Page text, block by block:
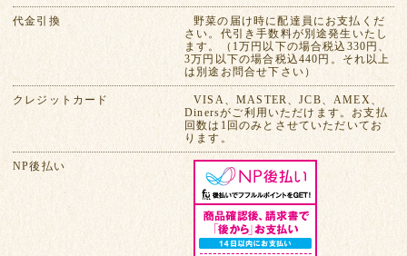
代金引換
野菜の届け時に配達員にお支払くだ
さい。代引き手数料が別途発生いたし
ます。（1万円以下の場合税込330円、
3万円以下の場合税込440円。それ以上
は別途お問合せ下さい）
クレジットカード
VISA、MASTER、JCB、AMEX、
Dinersがご利用いただけます。お支払
回数は1回のみとさせていただいてお
ります。
NP後払い